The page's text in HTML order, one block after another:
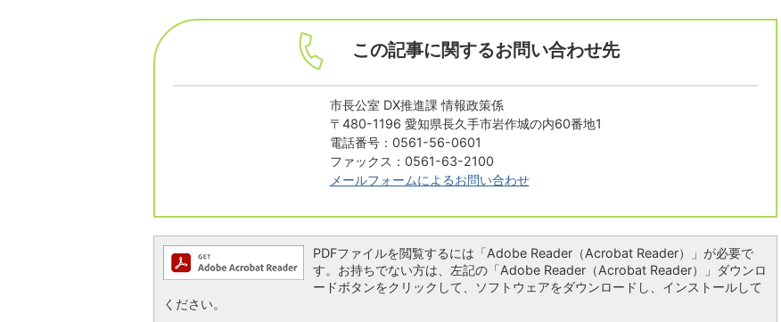
この記事に関するお問い合わせ先
市長公室 DX推進課 情報政策係
〒480-1196 愛知県長久手市岩作城の内60番地1
電話番号：0561-56-0601
ファックス：0561-63-2100
メールフォームによるお問い合わせ
PDFファイルを閲覧するには「Adobe Reader（Acrobat Reader）」が必要で
す。お持ちでない方は、左記の「Adobe Reader（Acrobat Reader）」ダウンロ
ードボタンをクリックして、ソフトウェアをダウンロードし、インストールして
ください。